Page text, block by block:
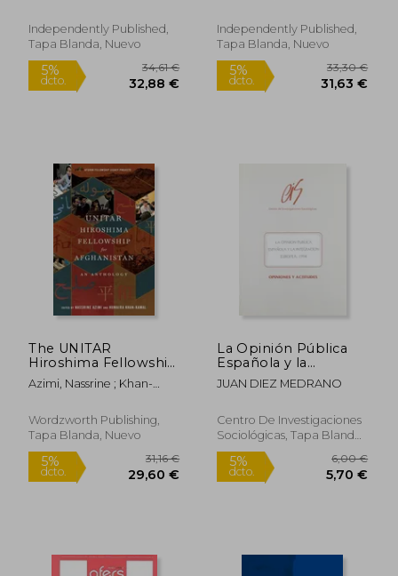
Independently Published,
Tapa Blanda, Nuevo
5%
dcto.
34,61 €
32,88 €
Independently Published,
Tapa Blanda, Nuevo
5%
dcto.
The UNITAR
Hiroshima Fellowship
for Afghanistan: An
Anthology (en Inglés)
Azimi, Nassrine ; Khan-
Wordzworth Publishing,
Tapa Blanda, Nuevo
La Opinión Pública
Española y la
Integración Europea:
1994
JUAN DIEZ MEDRANO
Centro De Investigaciones
Sociológicas, Tapa Blanda,
Nuevo